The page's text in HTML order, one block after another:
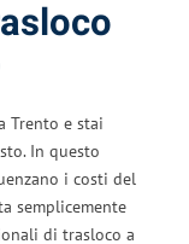
Trento e stai
In questo
i costi del
semplicemente
di trasloco a